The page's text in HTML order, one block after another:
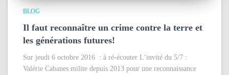
BLOG
Il faut reconnaître un crime contre la terre et
les générations futures!
Sur jeudi 6 octobre 2016 : à ré-écouter L’invité du 5/7 :
Valérie Cabanes milite depuis 2013 pour une reconnaissance